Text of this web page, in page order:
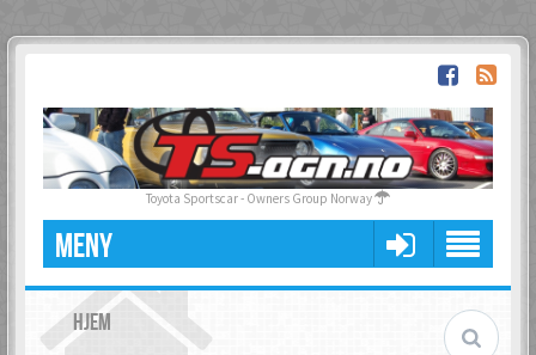
Toyota Sportscar - Owners Group Norway
MENY
HJEM